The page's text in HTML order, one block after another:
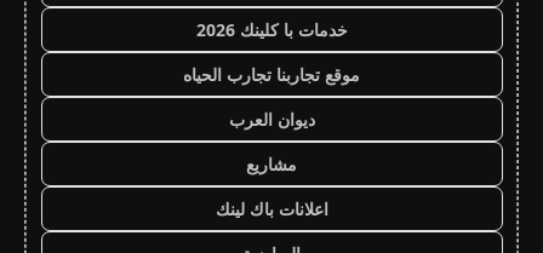
خدمات با كلينك 2026
موقع تجاربنا تجارب الحياه
ديوان العرب
مشاريع
اعلانات باك لينك